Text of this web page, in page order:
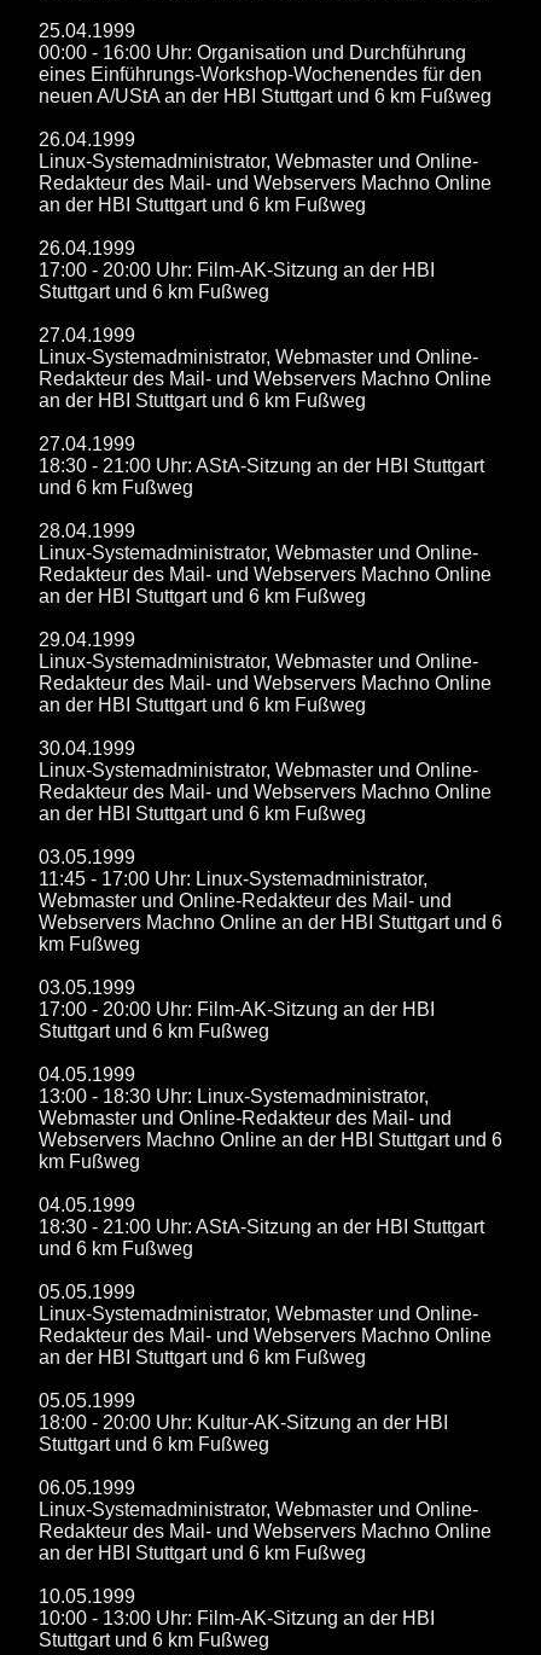
25.04.1999
00:00 - 16:00 Uhr: Organisation und Durchführung
eines Einführungs-Workshop-Wochenendes für den
neuen A/UStA an der HBI Stuttgart und 6 km Fußweg
26.04.1999
Linux-Systemadministrator, Webmaster und Online-
Redakteur des Mail- und Webservers Machno Online
an der HBI Stuttgart und 6 km Fußweg
26.04.1999
17:00 - 20:00 Uhr: Film-AK-Sitzung an der HBI
Stuttgart und 6 km Fußweg
27.04.1999
Linux-Systemadministrator, Webmaster und Online-
Redakteur des Mail- und Webservers Machno Online
an der HBI Stuttgart und 6 km Fußweg
27.04.1999
18:30 - 21:00 Uhr: AStA-Sitzung an der HBI Stuttgart
und 6 km Fußweg
28.04.1999
Linux-Systemadministrator, Webmaster und Online-
Redakteur des Mail- und Webservers Machno Online
an der HBI Stuttgart und 6 km Fußweg
29.04.1999
Linux-Systemadministrator, Webmaster und Online-
Redakteur des Mail- und Webservers Machno Online
an der HBI Stuttgart und 6 km Fußweg
30.04.1999
Linux-Systemadministrator, Webmaster und Online-
Redakteur des Mail- und Webservers Machno Online
an der HBI Stuttgart und 6 km Fußweg
03.05.1999
11:45 - 17:00 Uhr: Linux-Systemadministrator,
Webmaster und Online-Redakteur des Mail- und
Webservers Machno Online an der HBI Stuttgart und 6
km Fußweg
03.05.1999
17:00 - 20:00 Uhr: Film-AK-Sitzung an der HBI
Stuttgart und 6 km Fußweg
04.05.1999
13:00 - 18:30 Uhr: Linux-Systemadministrator,
Webmaster und Online-Redakteur des Mail- und
Webservers Machno Online an der HBI Stuttgart und 6
km Fußweg
04.05.1999
18:30 - 21:00 Uhr: AStA-Sitzung an der HBI Stuttgart
und 6 km Fußweg
05.05.1999
Linux-Systemadministrator, Webmaster und Online-
Redakteur des Mail- und Webservers Machno Online
an der HBI Stuttgart und 6 km Fußweg
05.05.1999
18:00 - 20:00 Uhr: Kultur-AK-Sitzung an der HBI
Stuttgart und 6 km Fußweg
06.05.1999
Linux-Systemadministrator, Webmaster und Online-
Redakteur des Mail- und Webservers Machno Online
an der HBI Stuttgart und 6 km Fußweg
10.05.1999
10:00 - 13:00 Uhr: Film-AK-Sitzung an der HBI
Stuttgart und 6 km Fußweg